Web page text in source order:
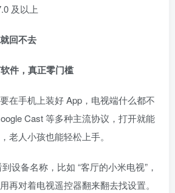
及以上
回不去
件，真正零门槛
在手机上装好 App，电视端什么都不
Cast 等多种主流协议，打开就能
老人小孩也能轻松上手。
设备名称，比如 “客厅的小米电视”，
再对着电视遥控器翻来翻去找设置。